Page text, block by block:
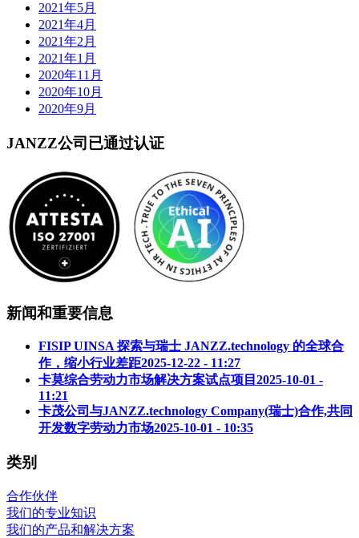
2021年5月
2021年4月
2021年2月
2021年1月
2020年11月
2020年10月
2020年9月
JANZZ公司已通过认证
新闻和重要信息
FISIP UINSA 探索与瑞士 JANZZ.technology 的全球合
作，缩小行业差距2025-12-22 - 11:27
卡莫综合劳动力市场解决方案试点项目 2025-10-01 -
11:21
卡茂公司与JANZZ.technology Company(瑞士)合作,共同
开发数字劳动力市场2025-10-01 - 10:35
类别
合作伙伴
我们的专业知识
我们的产品和解决方案